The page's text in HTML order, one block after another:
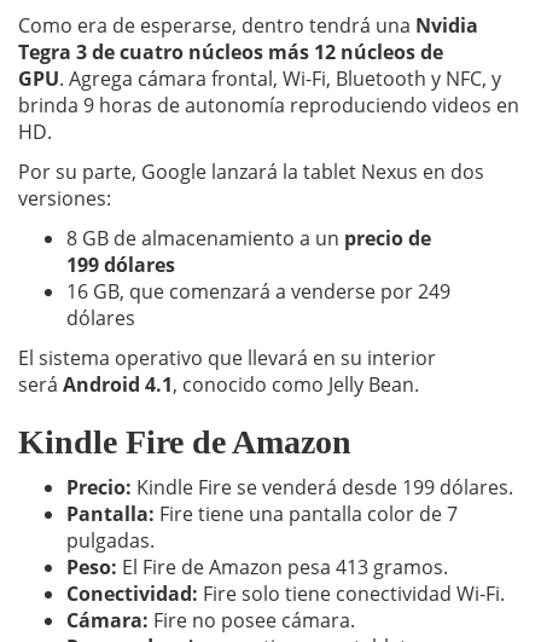
Como era de esperarse, dentro tendrá una Nvidia
Tegra 3 de cuatro núcleos más 12 núcleos de
GPU. Agrega cámara frontal, Wi-Fi, Bluetooth y NFC, y
brinda 9 horas de autonomía reproduciendo videos en
HD.
Por su parte, Google lanzará la tablet Nexus en dos
versiones:
8 GB de almacenamiento a un precio de
199 dólares
16 GB, que comenzará a venderse por 249
dólares
El sistema operativo que llevará en su interior
será Android 4.1, conocido como Jelly Bean.
Kindle Fire de Amazon
Precio: Kindle Fire se venderá desde 199 dólares.
Pantalla: Fire tiene una pantalla color de 7
pulgadas.
Peso: El Fire de Amazon pesa 413 gramos.
Conectividad: Fire solo tiene conectividad Wi-Fi.
Cámara: Fire no posee cámara.